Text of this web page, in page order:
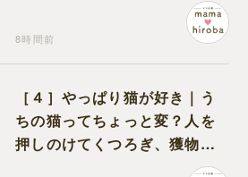
8時間前
［４］やっぱり猫が好き｜う
ちの猫ってちょっと変？人を
押しのけてくつろぎ、獲物に
も物怖じしない鋼のハート